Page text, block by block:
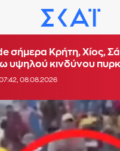
σήμερα Κρήτη, Χίος,
υψηλού κινδύνου
08.08.2026